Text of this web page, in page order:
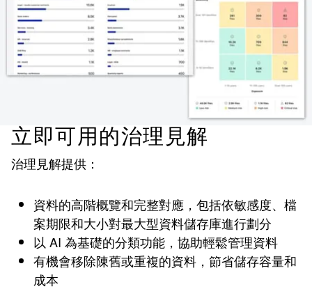
立即可用的治理見解
治理見解提供：
資料的高階概覽和完整對應，包括依敏感度、檔
案期限和大小對最大型資料儲存庫進行劃分
以 AI 為基礎的分類功能，協助輕鬆管理資料
有機會移除陳舊或重複的資料，節省儲存容量和
成本